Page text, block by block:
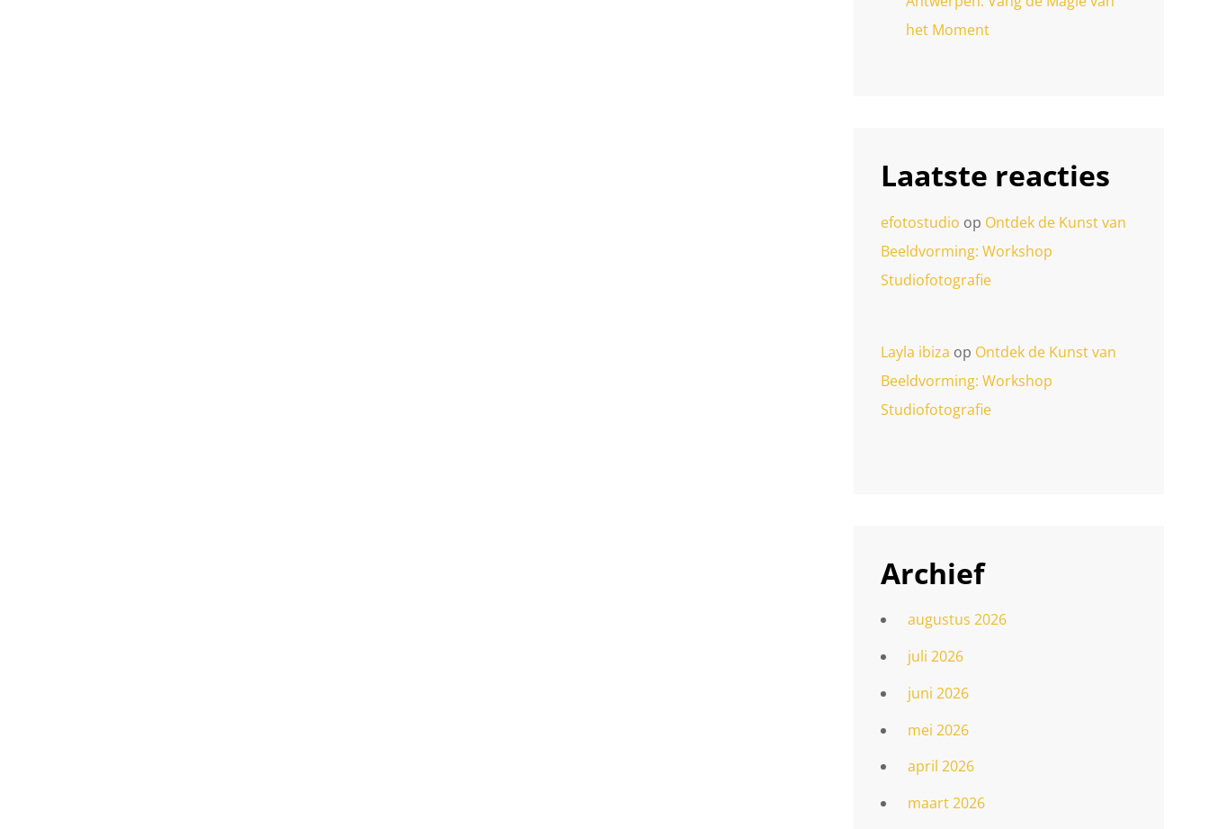
het Moment
Laatste reacties
efotostudio op Ontdek de Kunst van
Beeldvorming: Workshop
Studiofotografie
Layla ibiza op Ontdek de Kunst van
Beeldvorming: Workshop
Studiofotografie
Archief
augustus 2026
juli 2026
juni 2026
mei 2026
april 2026
maart 2026